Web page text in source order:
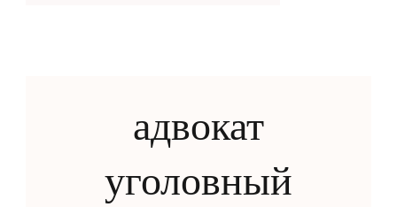
адвокат
уголовный